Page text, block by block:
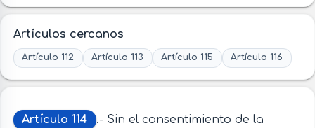
Artículos cercanos
Artículo 112 Artículo 113 Artículo 115 Artículo 116
Artículo 114
.- Sin el consentimiento de la